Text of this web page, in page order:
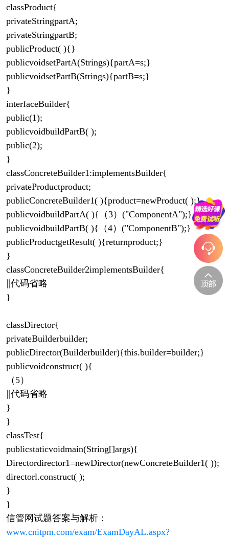
classProduct{
privateStringpartA;
privateStringpartB;
publicProduct( ){}
publicvoidsetPartA(Strings){partA=s;}
publicvoidsetPartB(Strings){partB=s;}
}
interfaceBuilder{
public(1);
publicvoidbuildPartB( );
public(2);
}
classConcreteBuilder1:implementsBuilder{
privateProductproduct;
publicConcreteBuilder1( ){product=newProduct( );}
publicvoidbuildPartA( ){（3）("ComponentA");}
publicvoidbuildPartB( ){（4）("ComponentB");}
publicProductgetResult( ){returnproduct;}
}
classConcreteBuilder2implementsBuilder{
∥代码省略
}
classDirector{
privateBuilderbuilder;
publicDirector(Builderbuilder){this.builder=builder;}
publicvoidconstruct( ){
（5）
∥代码省略
}
}
classTest{
publicstaticvoidmain(String[]args){
Directordirector1=newDirector(newConcreteBuilder1( ));
directorl.construct( );
}
}
信管网试题答案与解析：
www.cnitpm.com/exam/ExamDayAL.aspx?